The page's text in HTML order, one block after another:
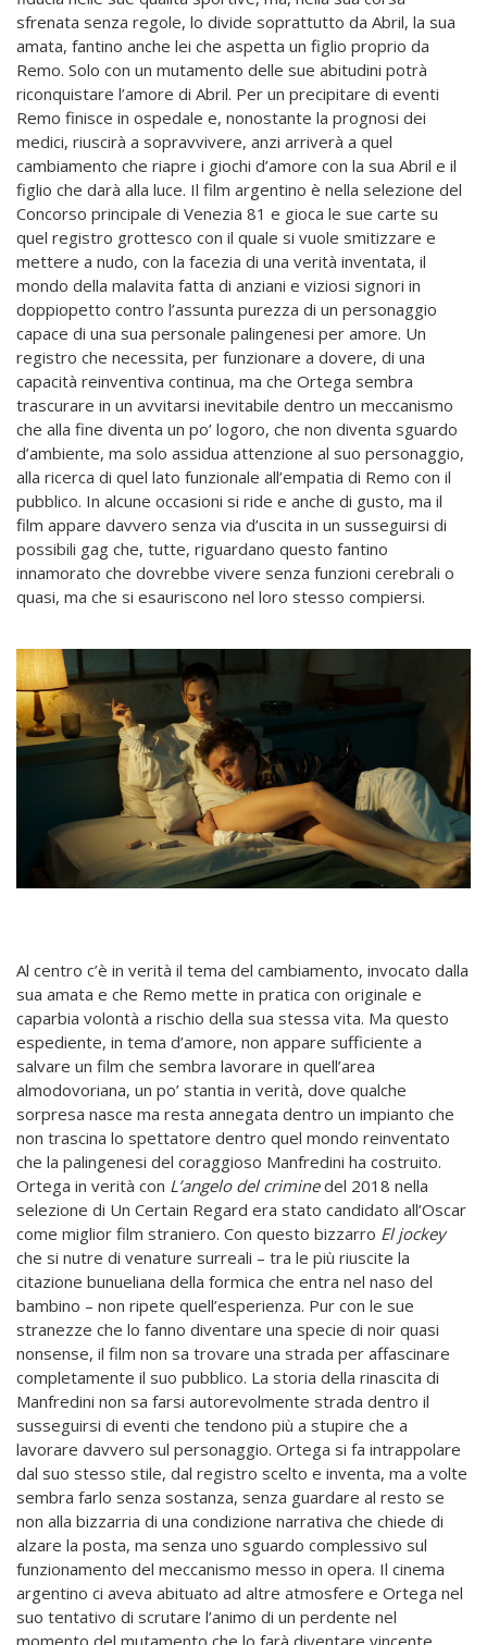
sfrenata senza regole, lo divide soprattutto da Abril, la sua
amata, fantino anche lei che aspetta un figlio proprio da
Remo. Solo con un mutamento delle sue abitudini potrà
riconquistare l’amore di Abril. Per un precipitare di eventi
Remo finisce in ospedale e, nonostante la prognosi dei
medici, riuscirà a sopravvivere, anzi arriverà a quel
cambiamento che riapre i giochi d’amore con la sua Abril e il
figlio che darà alla luce. Il film argentino è nella selezione del
Concorso principale di Venezia 81 e gioca le sue carte su
quel registro grottesco con il quale si vuole smitizzare e
mettere a nudo, con la facezia di una verità inventata, il
mondo della malavita fatta di anziani e viziosi signori in
doppiopetto contro l’assunta purezza di un personaggio
capace di una sua personale palingenesi per amore. Un
registro che necessita, per funzionare a dovere, di una
capacità reinventiva continua, ma che Ortega sembra
trascurare in un avvitarsi inevitabile dentro un meccanismo
che alla fine diventa un po’ logoro, che non diventa sguardo
d’ambiente, ma solo assidua attenzione al suo personaggio,
alla ricerca di quel lato funzionale all’empatia di Remo con il
pubblico. In alcune occasioni si ride e anche di gusto, ma il
film appare davvero senza via d’uscita in un susseguirsi di
possibili gag che, tutte, riguardano questo fantino
innamorato che dovrebbe vivere senza funzioni cerebrali o
quasi, ma che si esauriscono nel loro stesso compiersi.
Al centro c’è in verità il tema del cambiamento, invocato dalla
sua amata e che Remo mette in pratica con originale e
caparbia volontà a rischio della sua stessa vita. Ma questo
espediente, in tema d’amore, non appare sufficiente a
salvare un film che sembra lavorare in quell’area
almodovoriana, un po’ stantia in verità, dove qualche
sorpresa nasce ma resta annegata dentro un impianto che
non trascina lo spettatore dentro quel mondo reinventato
che la palingenesi del coraggioso Manfredini ha costruito.
Ortega in verità con L’angelo del criminedel 2018 nella
selezione di Un Certain Regard era stato candidato all’Oscar
come miglior film straniero. Con questo bizzarro El jockey
che si nutre di venature surreali – tra le più riuscite la
citazione bunueliana della formica che entra nel naso del
bambino – non ripete quell’esperienza. Pur con le sue
stranezze che lo fanno diventare una specie di noir quasi
nonsense, il film non sa trovare una strada per affascinare
completamente il suo pubblico. La storia della rinascita di
Manfredini non sa farsi autorevolmente strada dentro il
susseguirsi di eventi che tendono più a stupire che a
lavorare davvero sul personaggio. Ortega si fa intrappolare
dal suo stesso stile, dal registro scelto e inventa, ma a volte
sembra farlo senza sostanza, senza guardare al resto se
non alla bizzarria di una condizione narrativa che chiede di
alzare la posta, ma senza uno sguardo complessivo sul
funzionamento del meccanismo messo in opera. Il cinema
argentino ci aveva abituato ad altre atmosfere e Ortega nel
suo tentativo di scrutare l’animo di un perdente nel
momento del mutamento che lo farà diventare vincente,